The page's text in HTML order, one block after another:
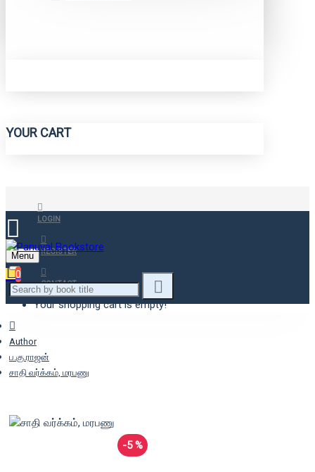
YOUR CART
LOGIN
REGISTER
CONTACT
Menu
0
Your shopping cart is empty!
Author
ப.கு.ராஜன்
சாதி வர்க்கம், மரபணு
-5 %